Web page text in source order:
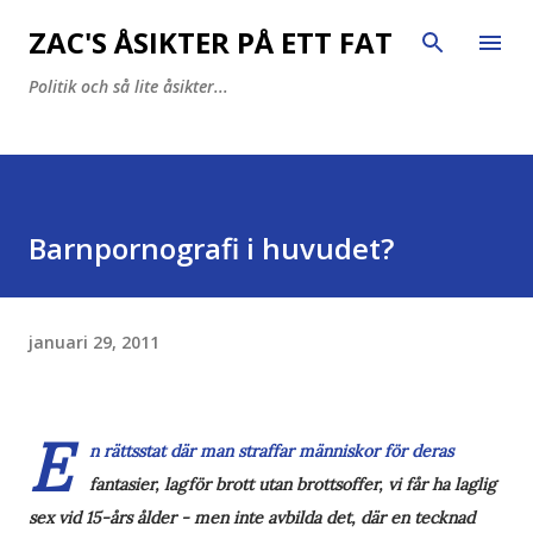
Fortsätt till huvudinnehåll
ZAC'S ÅSIKTER PÅ ETT FAT
Politik och så lite åsikter...
Barnpornografi i huvudet?
januari 29, 2011
E
n rättsstat där man straffar människor för deras
fantasier, lagför brott utan brottsoffer, vi får ha laglig
sex vid 15-års ålder - men inte avbilda det, där en tecknad